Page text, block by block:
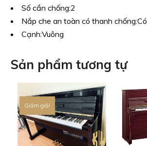
Số cần chống:2
Nắp che an toàn có thanh chống:Có
Cạnh:Vuông
Sản phẩm tương tự
Giảm giá!